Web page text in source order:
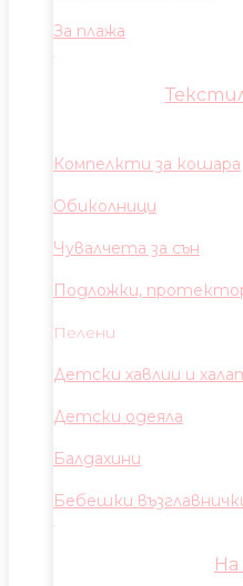
За плажа
Компелкти за кошара
Обиколници
Чувалчета за сън
Подложки,
Пелени
Детски хавлии и
Детски одеяла
Балдахини
Бебешки
На